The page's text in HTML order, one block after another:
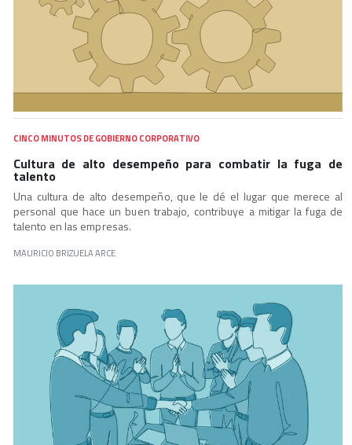
CINCO MINUTOS DE GOBIERNO CORPORATIVO
Cultura de alto desempeño para combatir la fuga de
talento
Una cultura de alto desempeño, que le dé el lugar que merece al
personal que hace un buen trabajo, contribuye a mitigar la fuga de
talento en las empresas.
MAURICIO BRIZUELA ARCE